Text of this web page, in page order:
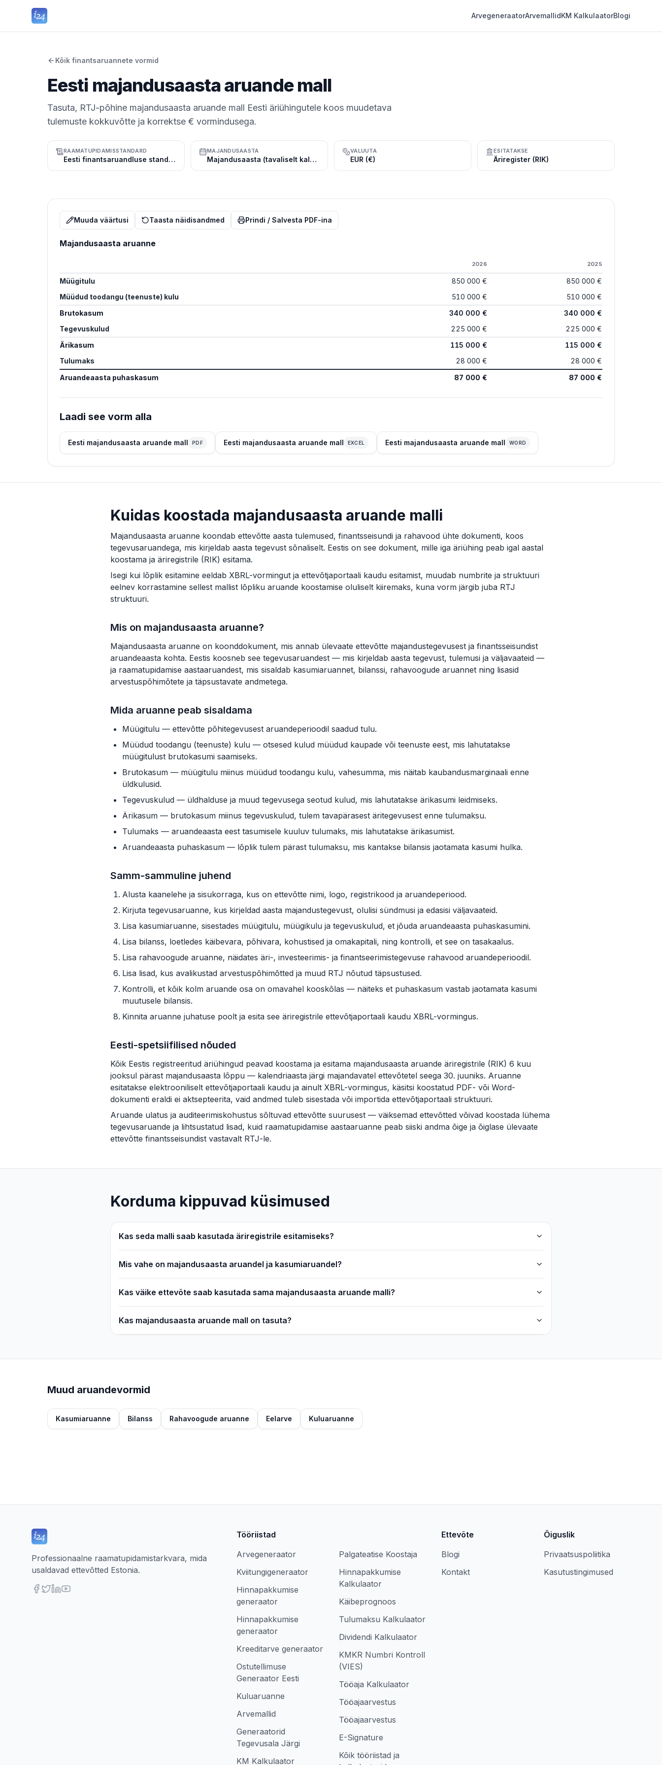
ArvegeneraatorArvemallidKM KalkulaatorBlogi
Kõik finantsaruannete vormid
Eesti majandusaasta aruande mall
Tasuta, RTJ-põhine majandusaasta aruande mall Eesti äriühingutele koos muudetava
tulemuste kokkuvõtte ja korrektse € vormindusega.
RAAMATUPIDAMISSTANDARD
Eesti finantsaruandluse standard (RTJ)
MAJANDUSAASTA
Majandusaasta (tavaliselt kalendriaasta, jaan.–dets.)
VALUUTA
EUR (€)
ESITATAKSE
Äriregister (RIK)
Muuda väärtusi Taasta näidisandmed Prindi / Salvesta PDF-ina
Majandusaasta aruanne
2026 2025
Müügitulu 850 000 €
850 000 €
Müüdud toodangu (teenuste) kulu
510 000 €
510 000 €
Brutokasum
340 000 €
340 000 €
Tegevuskulud
225 000 €
225 000 €
Ärikasum
115 000 €
115 000 €
Tulumaks
28 000 €
28 000 €
Aruandeaasta puhaskasum
87 000 € 87 000 €
Laadi see vorm alla
Eesti majandusaasta aruande mall PDF Eesti majandusaasta aruande mall EXCEL Eesti majandusaasta aruande mall WORD
Kuidas koostada majandusaasta aruande malli
Majandusaasta aruanne koondab ettevõtte aasta tulemused, finantsseisundi ja rahavood ühte dokumenti, koos
tegevusaruandega, mis kirjeldab aasta tegevust sõnaliselt. Eestis on see dokument, mille iga äriühing peab igal aastal
koostama ja äriregistrile (RIK) esitama.
Isegi kui lõplik esitamine eeldab XBRL-vormingut ja ettevõtjaportaali kaudu esitamist, muudab numbrite ja struktuuri
eelnev korrastamine sellest mallist lõpliku aruande koostamise oluliselt kiiremaks, kuna vorm järgib juba RTJ
struktuuri.
Mis on majandusaasta aruanne?
Majandusaasta aruanne on koonddokument, mis annab ülevaate ettevõtte majandustegevusest ja finantsseisundist
aruandeaasta kohta. Eestis koosneb see tegevusaruandest — mis kirjeldab aasta tegevust, tulemusi ja väljavaateid —
ja raamatupidamise aastaaruandest, mis sisaldab kasumiaruannet, bilanssi, rahavoogude aruannet ning lisasid
arvestuspõhimõtete ja täpsustavate andmetega.
Mida aruanne peab sisaldama
Müügitulu — ettevõtte põhitegevusest aruandeperioodil saadud tulu.
Müüdud toodangu (teenuste) kulu — otsesed kulud müüdud kaupade või teenuste eest, mis lahutatakse
müügitulust brutokasumi saamiseks.
Brutokasum — müügitulu miinus müüdud toodangu kulu, vahesumma, mis näitab kaubandusmarginaali enne
üldkulusid.
Tegevuskulud — üldhalduse ja muud tegevusega seotud kulud, mis lahutatakse ärikasumi leidmiseks.
Ärikasum — brutokasum miinus tegevuskulud, tulem tavapärasest äritegevusest enne tulumaksu.
Tulumaks — aruandeaasta eest tasumisele kuuluv tulumaks, mis lahutatakse ärikasumist.
Aruandeaasta puhaskasum — lõplik tulem pärast tulumaksu, mis kantakse bilansis jaotamata kasumi hulka.
Samm-sammuline juhend
Alusta kaanelehe ja sisukorraga, kus on ettevõtte nimi, logo, registrikood ja aruandeperiood.
Kirjuta tegevusaruanne, kus kirjeldad aasta majandustegevust, olulisi sündmusi ja edasisi väljavaateid.
Lisa kasumiaruanne, sisestades müügitulu, müügikulu ja tegevuskulud, et jõuda aruandeaasta puhaskasumini.
Lisa bilanss, loetledes käibevara, põhivara, kohustised ja omakapitali, ning kontrolli, et see on tasakaalus.
Lisa rahavoogude aruanne, näidates äri-, investeerimis- ja finantseerimistegevuse rahavood aruandeperioodil.
Lisa lisad, kus avalikustad arvestuspõhimõtted ja muud RTJ nõutud täpsustused.
Kontrolli, et kõik kolm aruande osa on omavahel kooskõlas — näiteks et puhaskasum vastab jaotamata kasumi
muutusele bilansis.
Kinnita aruanne juhatuse poolt ja esita see äriregistrile ettevõtjaportaali kaudu XBRL-vormingus.
Eesti-spetsiifilised nõuded
Kõik Eestis registreeritud äriühingud peavad koostama ja esitama majandusaasta aruande äriregistrile (RIK) 6 kuu
jooksul pärast majandusaasta lõppu — kalendriaasta järgi majandavatel ettevõtetel seega 30. juuniks. Aruanne
esitatakse elektrooniliselt ettevõtjaportaali kaudu ja ainult XBRL-vormingus, käsitsi koostatud PDF- või Word-
dokumenti eraldi ei aktsepteerita, vaid andmed tuleb sisestada või importida ettevõtjaportaali struktuuri.
Aruande ulatus ja auditeerimiskohustus sõltuvad ettevõtte suurusest — väiksemad ettevõtted võivad koostada lühema
tegevusaruande ja lihtsustatud lisad, kuid raamatupidamise aastaaruanne peab siiski andma õige ja õiglase ülevaate
ettevõtte finantsseisundist vastavalt RTJ-le.
Korduma kippuvad küsimused
Kas seda malli saab kasutada äriregistrile esitamiseks?
Mis vahe on majandusaasta aruandel ja kasumiaruandel?
Kas väike ettevõte saab kasutada sama majandusaasta aruande malli?
Kas majandusaasta aruande mall on tasuta?
Muud aruandevormid
Kasumiaruanne Bilanss Rahavoogude aruanne Eelarve Kuluaruanne
Professionaalne raamatupidamistarkvara, mida
usaldavad ettevõtted Estonia.
Tööriistad
Arvegeneraator
Kviitungigeneraator
Hinnapakkumise
generaator
Hinnapakkumise
generaator
Kreeditarve generaator
Ostutellimuse
Generaator Eesti
Kuluaruanne
Arvemallid
Generaatorid
Tegevusala Järgi
KM Kalkulaator
Palgateatise Koostaja
Hinnapakkumise
Kalkulaator
Käibeprognoos
Tulumaksu Kalkulaator
Dividendi Kalkulaator
KMKR Numbri Kontroll
(VIES)
Tööaja Kalkulaator
Tööajaarvestus
Tööajaarvestus
E-Signature
Kõik tööriistad ja
Ettevõte
Blogi
Kontakt
Õiguslik
Privaatsuspoliitika
Kasutustingimused